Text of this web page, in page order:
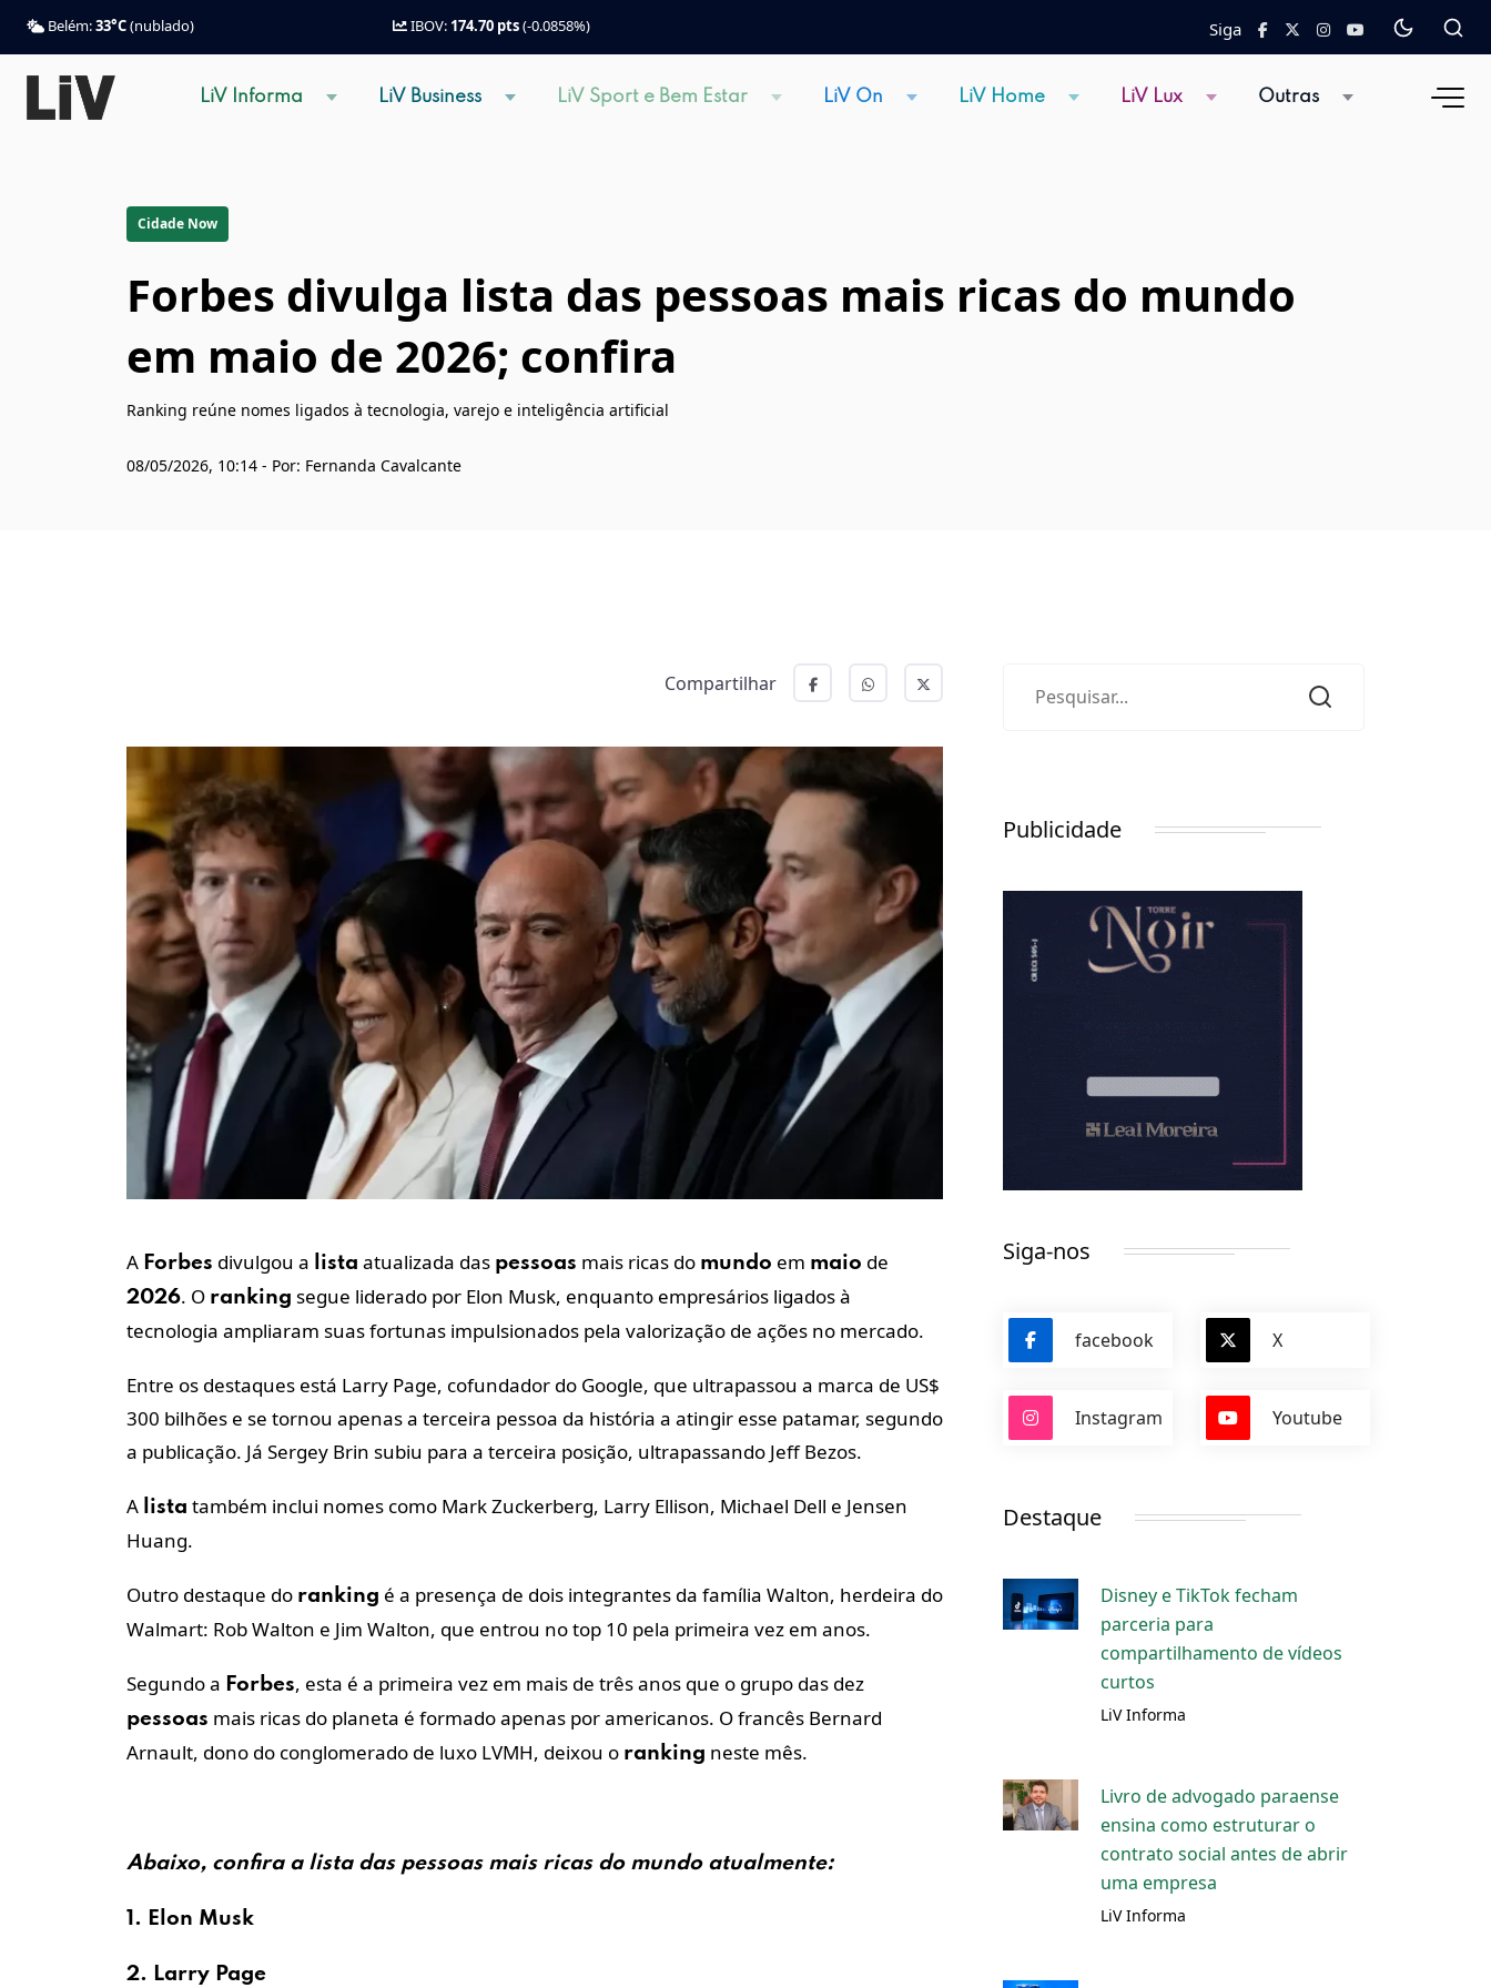
Belém:33°C(nublado) IBOV: 174.70 pts(-0.0858%) Siga
LiV Informa LiV Business LiV Sport e Bem Estar LiV On LiV Home LiV Lux Outras
Cidade Now
Forbes divulga lista das pessoas mais ricas do mundo
em maio de 2026; confira
Ranking reúne nomes ligados à tecnologia, varejo e inteligência artificial
08/05/2026, 10:14 - Por: Fernanda Cavalcante
Compartilhar
A Forbes divulgou a lista atualizada das pessoas mais ricas do mundo em maio de
2026. O ranking segue liderado por Elon Musk, enquanto empresários ligados à
tecnologia ampliaram suas fortunas impulsionados pela valorização de ações no mercado.
Entre os destaques está Larry Page, cofundador do Google, que ultrapassou a marca de US$
300 bilhões e se tornou apenas a terceira pessoa da história a atingir esse patamar, segundo
a publicação. Já Sergey Brin subiu para a terceira posição, ultrapassando Jeff Bezos.
A lista também inclui nomes como Mark Zuckerberg, Larry Ellison, Michael Dell e Jensen
Huang.
Outro destaque do ranking é a presença de dois integrantes da família Walton, herdeira do
Walmart: Rob Walton e Jim Walton, que entrou no top 10 pela primeira vez em anos.
Segundo a Forbes, esta é a primeira vez em mais de três anos que o grupo das dez
pessoas mais ricas do planeta é formado apenas por americanos. O francês Bernard
Arnault, dono do conglomerado de luxo LVMH, deixou o ranking neste mês.
Abaixo, confira a listadas pessoasmais ricas do mundoatualmente:
1. Elon Musk
2. Larry Page
Publicidade
Siga-nos
facebook X
Instagram Youtube
Destaque
Disney e TikTok fecham
parceria para
compartilhamento de vídeos
curtos
LiV Informa
Livro de advogado paraense
ensina como estruturar o
contrato social antes de abrir
uma empresa
LiV Informa